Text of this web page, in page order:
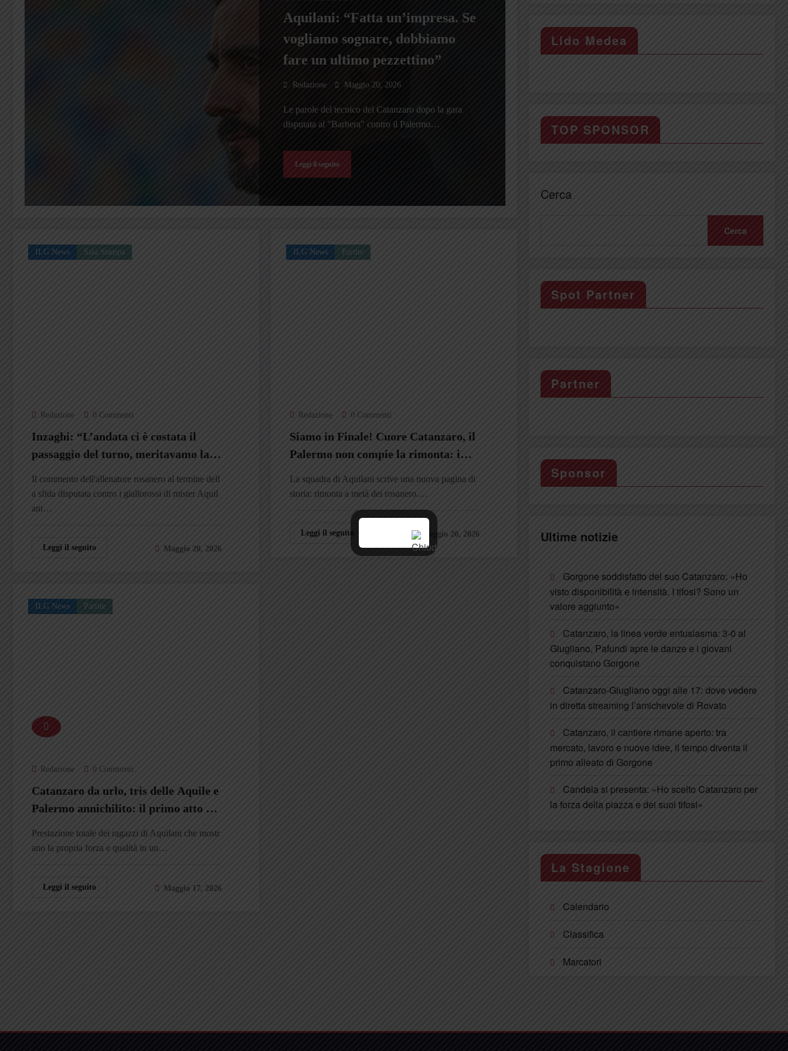
Aquilani: “Fatta un’impresa. Se
vogliamo sognare, dobbiamo
fare un ultimo pezzettino”
Redazione Maggio 20, 2026
Le parole del tecnico del Catanzaro dopo la gara
disputata al "Barbera" contro il Palermo…
Leggi il seguito
ILG News Sala Stampa
Redazione 0 Commenti
Inzaghi: “L’andata ci è costata il
passaggio del turno, meritavamo la
Catanzaro”
Il commento dell'allenatore rosanero al termine dell
a sfida disputata contro i giallorossi di mister Aquil
ani…
Leggi il seguito Maggio 20, 2026
ILG News Partite
Redazione 0 Commenti
Siamo in Finale! Cuore Catanzaro, il
Palermo non compie la rimonta: i
La squadra di Aquilani scrive una nuova pagina di
storia: rimonta a metà dei rosanero.…
Leggi il seguito Maggio 20, 2026
ILG News Partite
Redazione 0 Commenti
Catanzaro da urlo, tris delle Aquile e
Palermo annichilito: il primo atto è
Prestazione totale dei ragazzi di Aquilani che mostr
ano la propria forza e qualità in un…
Leggi il seguito Maggio 17, 2026
Lido Medea
TOP SPONSOR
Cerca
Cerca
Spot Partner
Partner
Sponsor
Ultime notizie
Gorgone soddisfatto del suo Catanzaro: «Ho
visto disponibilità e intensità. I tifosi? Sono un
valore aggiunto»
Catanzaro, la linea verde entusiasma: 3-0 al
Giugliano, Pafundi apre le danze e i giovani
conquistano Gorgone
Catanzaro-Giugliano oggi alle 17: dove vedere
in diretta streaming l’amichevole di Rovato
Catanzaro, il cantiere rimane aperto: tra
mercato, lavoro e nuove idee, il tempo diventa il
primo alleato di Gorgone
Candela si presenta: «Ho scelto Catanzaro per
la forza della piazza e dei suoi tifosi»
La Stagione
Calendario
Classifica
Marcatori